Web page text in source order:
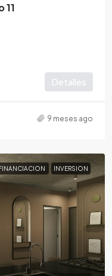
11
Detalles
9 meses ago
INVERSION